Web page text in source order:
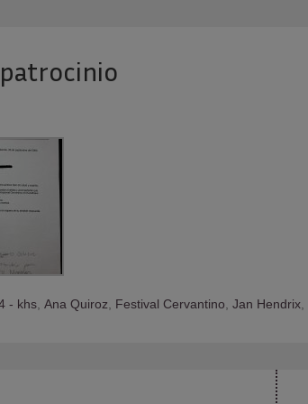
- khs, Ana Quiroz Festival Cervantino Jan Hendrix,